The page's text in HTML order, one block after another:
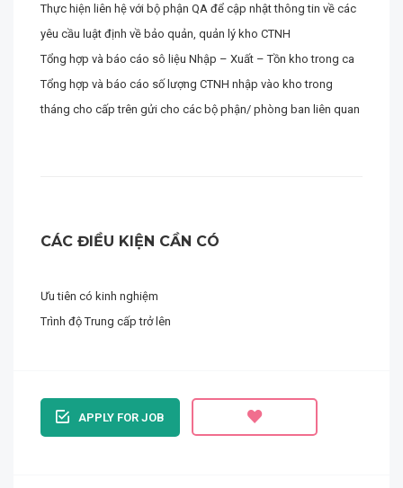
Thực hiện liên hệ với bộ phận QA để cập nhật thông tin về các
yêu cầu luật định về bảo quản, quản lý kho CTNH
Tổng hợp và báo cáo sô liệu Nhập – Xuất – Tồn kho trong ca
Tổng hợp và báo cáo số lượng CTNH nhập vào kho trong
tháng cho cấp trên gửi cho các bộ phận/ phòng ban liên quan
CÁC ĐIỀU KIỆN CẦN CÓ
Ưu tiên có kinh nghiệm
Trình độ Trung cấp trở lên
APPLY FOR JOB